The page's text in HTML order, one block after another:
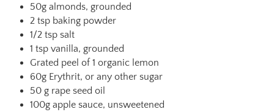
50g almonds, grounded
2 tsp baking powder
1/2 tsp salt
1 tsp vanilla, grounded
Grated peel of 1 organic lemon
60g Erythrit, or any other sugar
50 g rape seed oil
100g apple sauce, unsweetened